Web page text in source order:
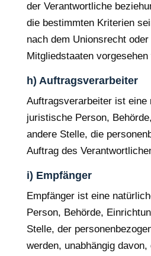
der Verantwortliche
die bestimmten Kriterien
nach dem Unionsrecht
Mitgliedstaaten vorgesehen
h) Auftragsverarbeiter
Auftragsverarbeiter ist eine
juristische Person,
andere Stelle, die
Auftrag des
i) Empfänger
Empfänger ist eine
Person, Behörde,
Stelle, der
werden, unabhängig